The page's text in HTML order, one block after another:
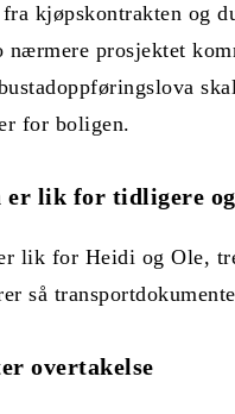
kjøpskontrakten og
nærmere prosjektet
for boligen.
er lik for tidligere
lik for Heidi og Ole,
så
overtakelse